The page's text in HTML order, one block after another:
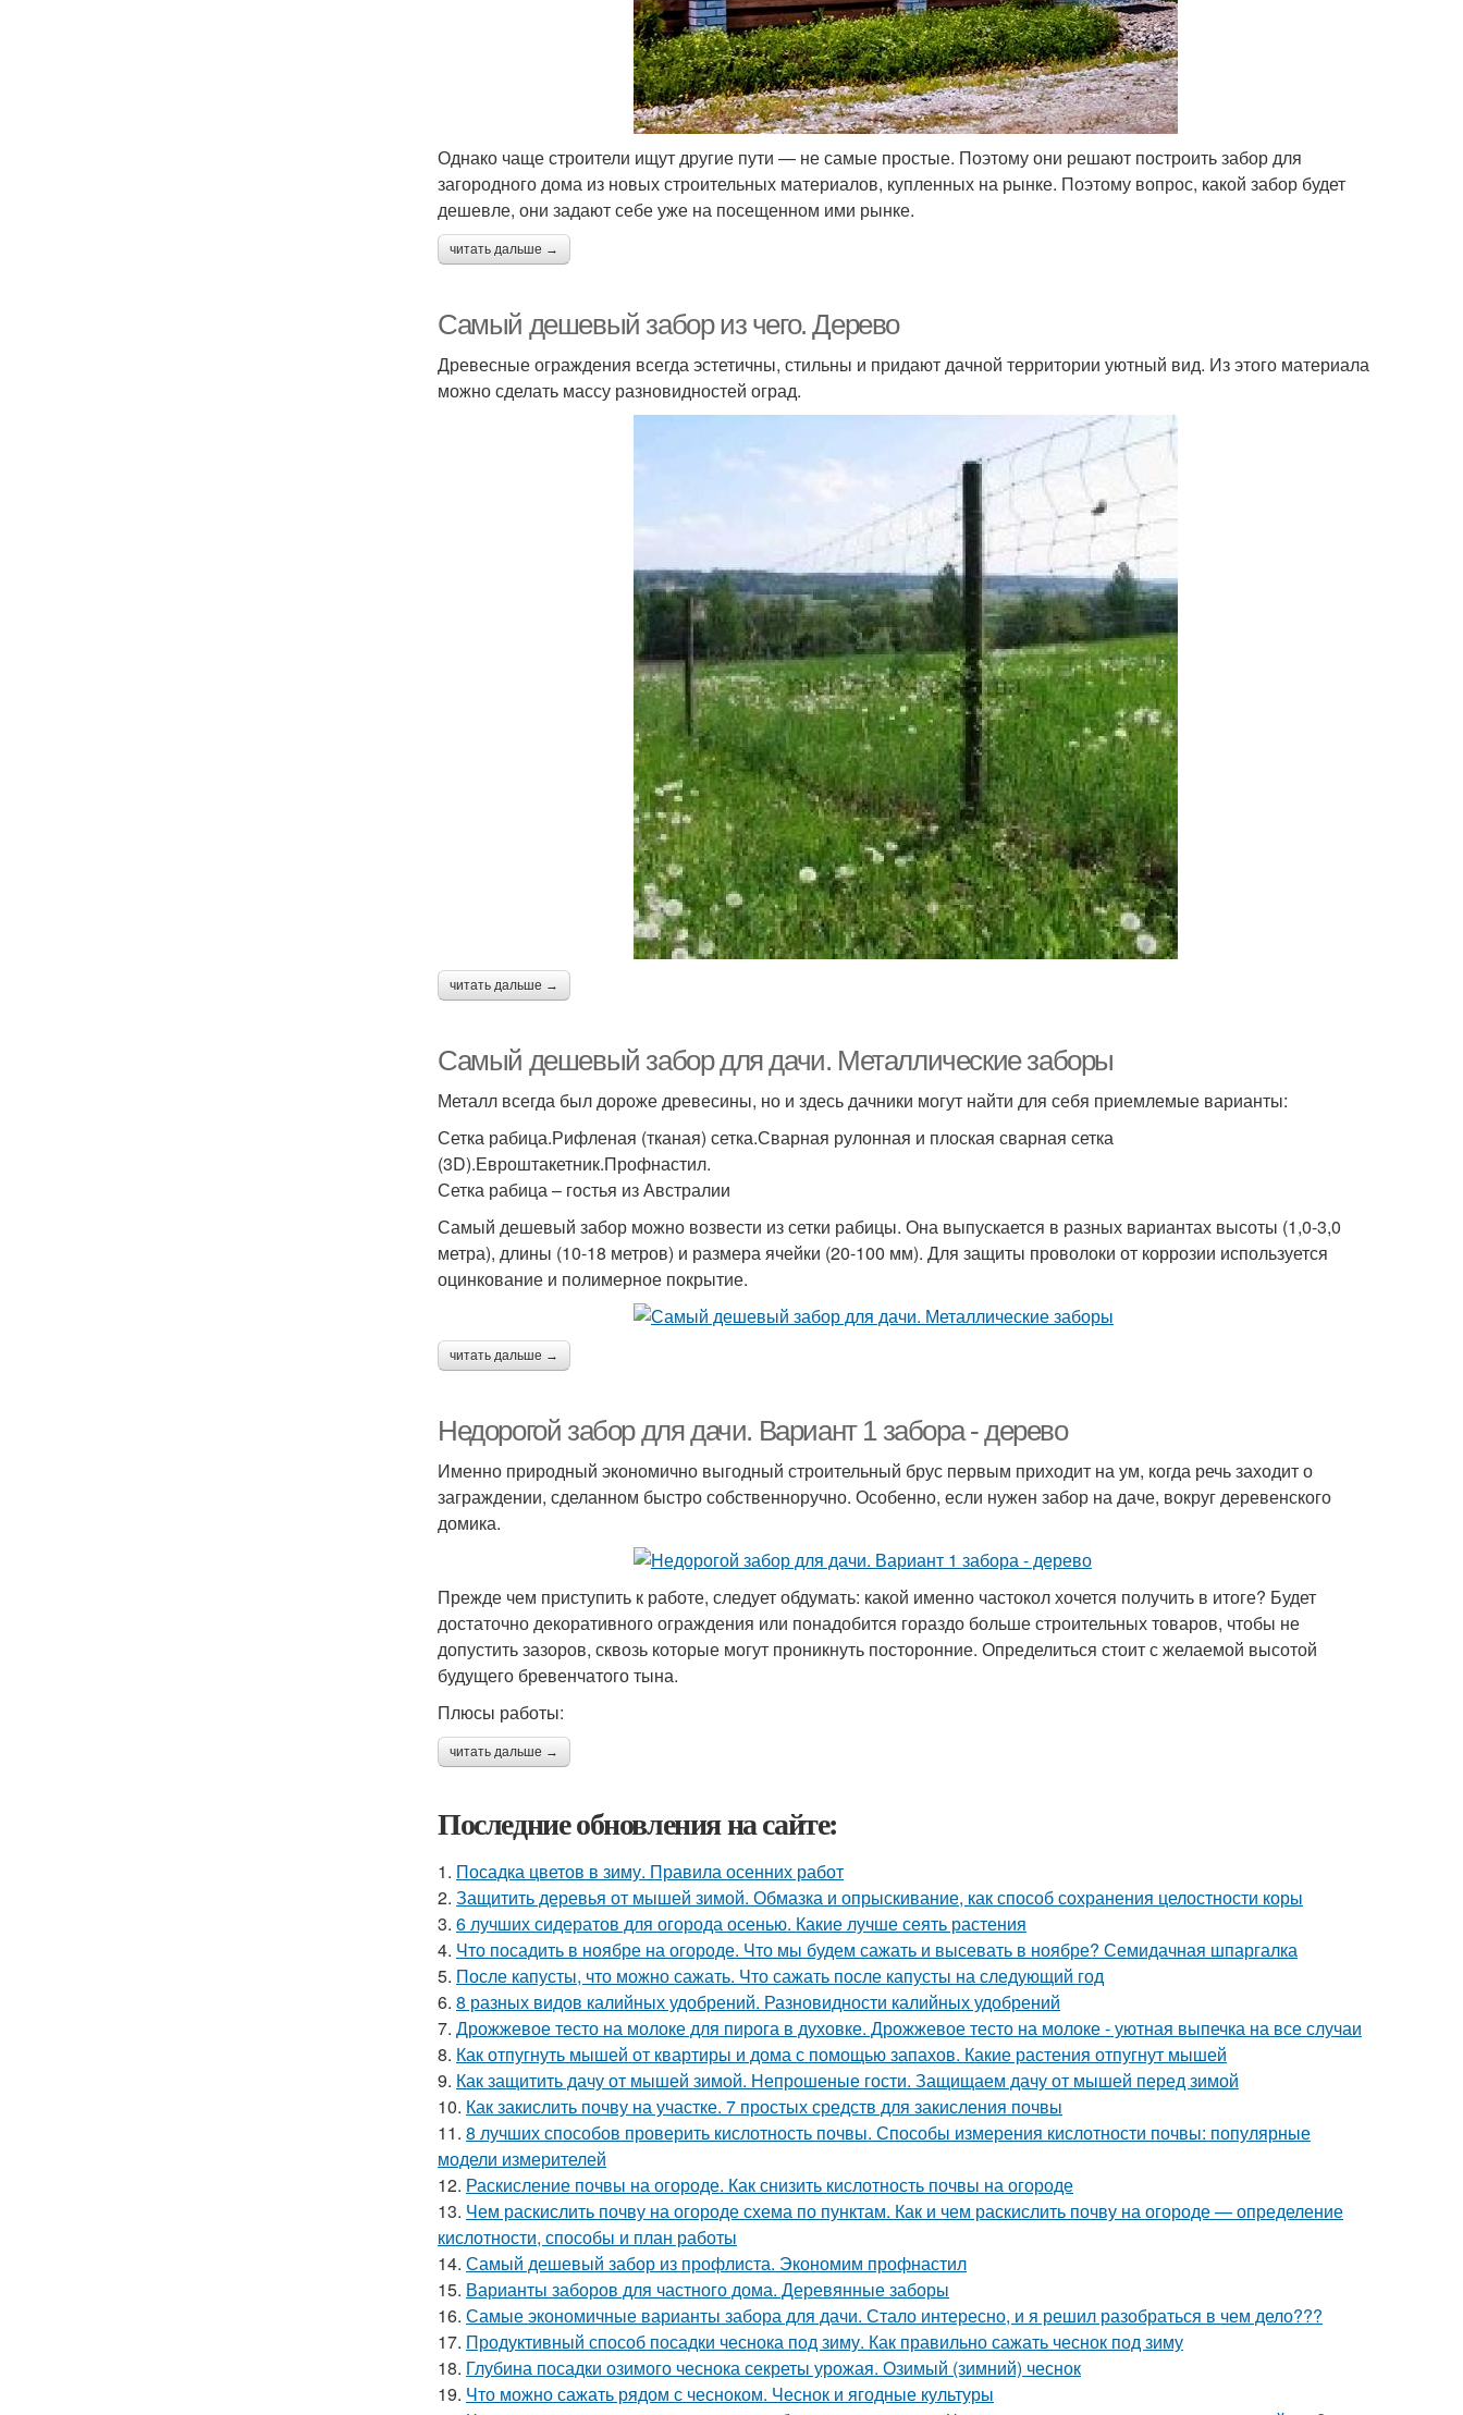
Однако чаще строители ищут другие пути — не самые простые. Поэтому они решают построить забор для
загородного дома из новых строительных материалов, купленных на рынке. Поэтому вопрос, какой забор будет
дешевле, они задают себе уже на посещенном ими рынке.
читать дальше →
Самый дешевый забор из чего. Дерево
Древесные ограждения всегда эстетичны, стильны и придают дачной территории уютный вид. Из этого материала
можно сделать массу разновидностей оград.
читать дальше →
Самый дешевый забор для дачи. Металлические заборы
Металл всегда был дороже древесины, но и здесь дачники могут найти для себя приемлемые варианты:
Сетка рабица.Рифленая (тканая) сетка.Сварная рулонная и плоская сварная сетка
(3D).Евроштакетник.Профнастил.
Сетка рабица – гостья из Австралии
Самый дешевый забор можно возвести из сетки рабицы. Она выпускается в разных вариантах высоты (1,0-3,0
метра), длины (10-18 метров) и размера ячейки (20-100 мм). Для защиты проволоки от коррозии используется
оцинкование и полимерное покрытие.
читать дальше →
Недорогой забор для дачи. Вариант 1 забора - дерево
Именно природный экономично выгодный строительный брус первым приходит на ум, когда речь заходит о
заграждении, сделанном быстро собственноручно. Особенно, если нужен забор на даче, вокруг деревенского
домика.
Прежде чем приступить к работе, следует обдумать: какой именно частокол хочется получить в итоге? Будет
достаточно декоративного ограждения или понадобится гораздо больше строительных товаров, чтобы не
допустить зазоров, сквозь которые могут проникнуть посторонние. Определиться стоит с желаемой высотой
будущего бревенчатого тына.
Плюсы работы:
читать дальше →
Последние обновления на сайте:
1. Посадка цветов в зиму. Правила осенних работ
2. Защитить деревья от мышей зимой. Обмазка и опрыскивание, как способ сохранения целостности коры
3. 6 лучших сидератов для огорода осенью. Какие лучше сеять растения
4. Что посадить в ноябре на огороде. Что мы будем сажать и высевать в ноябре? Семидачная шпаргалка
5. После капусты, что можно сажать. Что сажать после капусты на следующий год
6. 8 разных видов калийных удобрений. Разновидности калийных удобрений
7. Дрожжевое тесто на молоке для пирога в духовке. Дрожжевое тесто на молоке - уютная выпечка на все случаи
8. Как отпугнуть мышей от квартиры и дома с помощью запахов. Какие растения отпугнут мышей
9. Как защитить дачу от мышей зимой. Непрошеные гости. Защищаем дачу от мышей перед зимой
10. Как закислить почву на участке. 7 простых средств для закисления почвы
11. 8 лучших способов проверить кислотность почвы. Способы измерения кислотности почвы: популярные
модели измерителей
12. Раскисление почвы на огороде. Как снизить кислотность почвы на огороде
13. Чем раскислить почву на огороде схема по пунктам. Как и чем раскислить почву на огороде — определение
кислотности, способы и план работы
14. Самый дешевый забор из профлиста. Экономим профнастил
15. Варианты заборов для частного дома. Деревянные заборы
16. Самые экономичные варианты забора для дачи. Стало интересно, и я решил разобраться в чем дело???
17. Продуктивный способ посадки чеснока под зиму. Как правильно сажать чеснок под зиму
18. Глубина посадки озимого чеснока секреты урожая. Озимый (зимний) чеснок
19. Что можно сажать рядом с чесноком. Чеснок и ягодные культуры